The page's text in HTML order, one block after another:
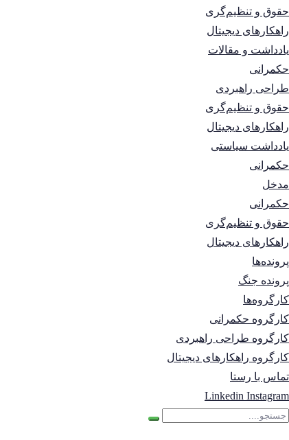
حقوق و تنظیم‌گری
راهکارهای دیجیتال
یادداشت و مقالات
حکمرانی
طراحی راهبردی
حقوق و تنظیم‌گری
راهکارهای دیجیتال
یادداشت سیاستی
حکمرانی
مدخل
حکمرانی
حقوق و تنظیم‌گری
راهکارهای دیجیتال
پرونده‌ها
پرونده جنگ
کارگروه‌ها
کارگروه حکمرانی
کارگروه طراحی راهبردی
کارگروه راهکارهای دیجیتال
تماس با رستا
Linkedin Instagram